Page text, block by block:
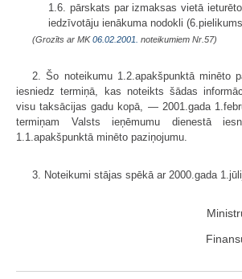
1.6. pārskats par izmaksas vietā
iedzīvotāju ienākuma nodokli
(Grozīts ar MK06.02.2001. noteikumiem Nr.57)
2. Šo noteikumu 1.2.apakšpunktā minēto
iesniedz termiņā, kas noteikts šādas
visu taksācijas gadu kopā, — 2001.gada
termiņam Valsts ieņēmumu dienestā
1.1.apakšpunktā minēto paziņojumu.
3. Noteikumi stājas spēkā ar 2000.gada